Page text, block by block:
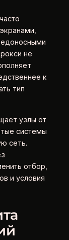
не
к
тип
узлы от
системы
сеть.
отбор,
и условия